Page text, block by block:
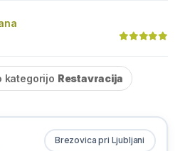
kategorijo Restavracija
Brezovica pri Ljubljani